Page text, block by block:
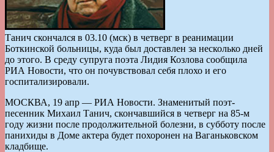
Танич скончался в 03.10 (мск) в четверг в реанимации
Боткинской больницы, куда был доставлен за несколько дней
до этого. В среду супруга поэта Лидия Козлова сообщила
РИА Новости, что он почувствовал себя плохо и его
госпитализировали.
МОСКВА, 19 апр — РИА Новости. Знаменитый поэт-
песенник Михаил Танич, скончавшийся в четверг на 85-м
году жизни после продолжительной болезни, в субботу после
панихиды в Доме актера будет похоронен на Ваганьковском
кладбище.